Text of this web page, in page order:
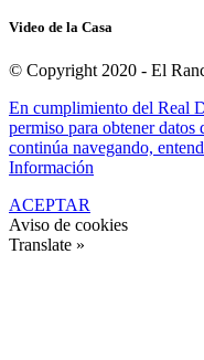
Video de la Casa
© Copyright 2020 - El
En cumplimiento del Real
permiso para obtener datos
continúa navegando,
Información
ACEPTAR
Aviso de cookies
Translate »